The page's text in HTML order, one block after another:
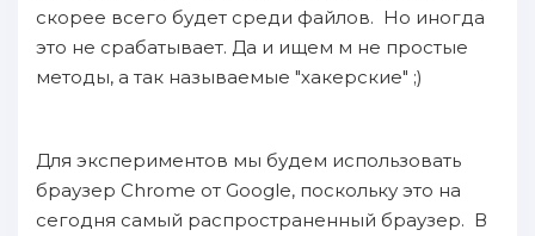
скорее всего будет среди файлов. Но иногда
это не срабатывает. Да и ищем м не простые
методы, а так называемые "хакерские" ;)
Для экспериментов мы будем использовать
браузер Chrome от Google, поскольку это на
сегодня самый распространенный браузер. В